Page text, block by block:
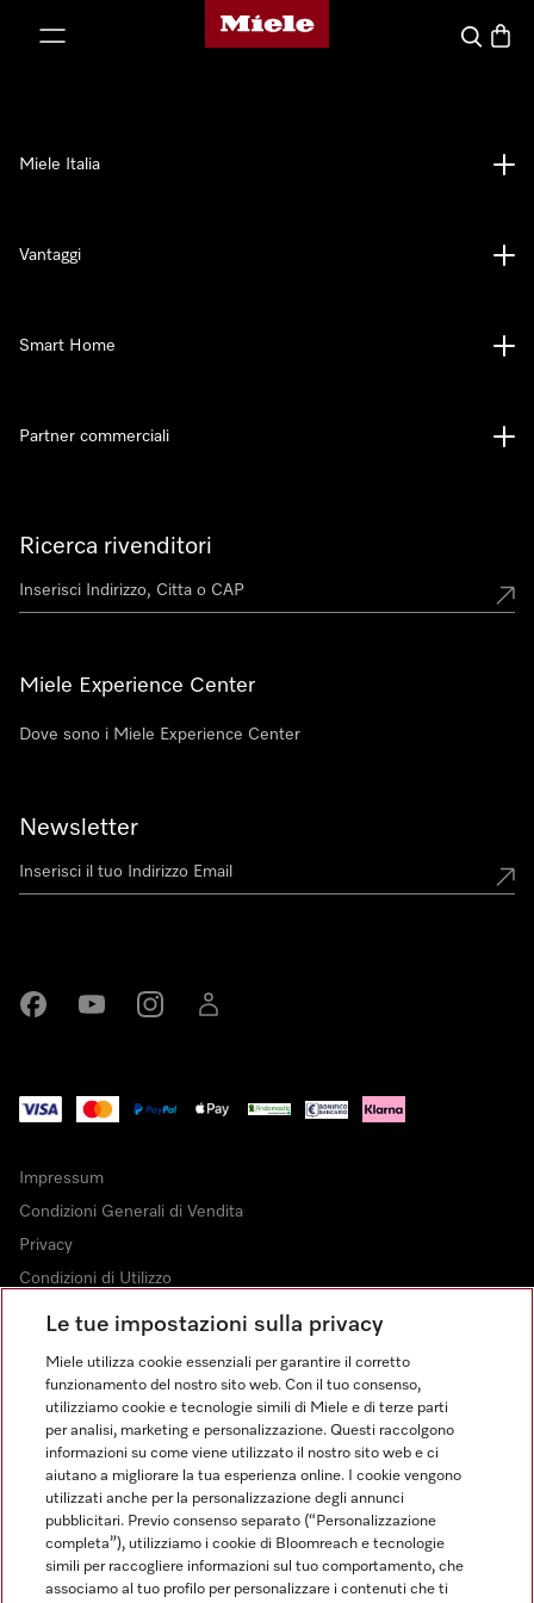
Homepage di Miele
Cerca
Ricerca rivenditori
Miele Experience Center
Dove sono i Miele Experience Center
Newsletter
Miele Italia
Vantaggi
Smart Home
Partner commerciali
Impressum
Condizioni Generali di Vendita
Privacy
Condizioni di Utilizzo
Dichiarazione di Accessibilità
Legge sui servizi digitali
Impostazioni dei cookie
FINANZIAMENTO FINO A 50 MESI CON OPZIONE 10 E TASSO
ZERO
Le tue impostazioni sulla privacy
Miele utilizza cookie essenziali per garantire il corretto
funzionamento del nostro sito web. Con il tuo consenso,
utilizziamo cookie e tecnologie simili di Miele e di terze parti
per analisi, marketing e personalizzazione. Questi raccolgono
informazioni su come viene utilizzato il nostro sito web e ci
aiutano a migliorare la tua esperienza online. I cookie vengono
utilizzati anche per la personalizzazione degli annunci
pubblicitari. Previo consenso separato (“Personalizzazione
completa”), utilizziamo i cookie di Bloomreach e tecnologie
simili per raccogliere informazioni sul tuo comportamento, che
associamo al tuo profilo per personalizzare i contenuti che ti